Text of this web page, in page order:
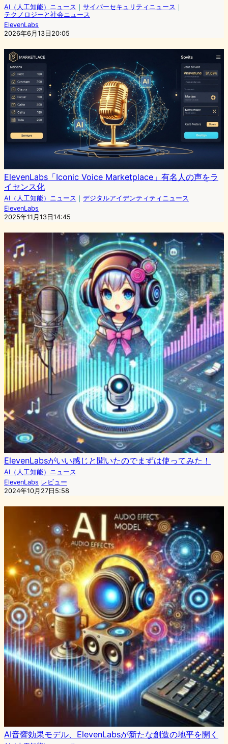
AI（人工知能）ニュース ｜ サイバーセキュリティニュース ｜
テクノロジーと社会ニュース
ElevenLabs
2026年6月13日20:05
ElevenLabs「Iconic Voice Marketplace」有名人の声をラ
イセンス化
AI（人工知能）ニュース ｜ デジタルアイデンティティニュース
ElevenLabs
2025年11月13日14:45
ElevenLabsがいい感じと聞いたのでまずは使ってみた！
AI（人工知能）ニュース
ElevenLabs レビュー
2024年10月27日5:58
AI音響効果モデル、ElevenLabsが新たな創造の地平を開く